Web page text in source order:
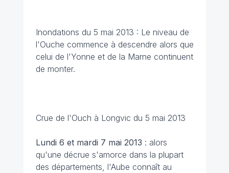
Inondations du 5 mai 2013 : Le niveau de
l'Ouche commence à descendre alors que
celui de l'Yonne et de la Marne continuent
de monter.
Crue de l'Ouch à Longvic du 5 mai 2013
Lundi 6 et mardi 7 mai 2013 : alors
qu'une décrue s'amorce dans la plupart
des départements, l'Aube connaît au